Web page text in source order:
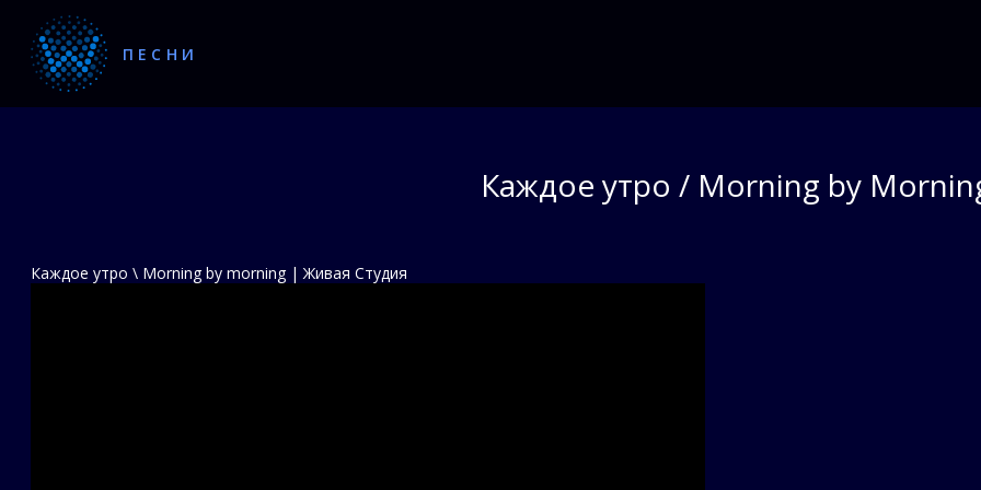
ПЕСНИ
Каждое утро / Morning by
Каждое утро \ Morning by morning | Живая Студия